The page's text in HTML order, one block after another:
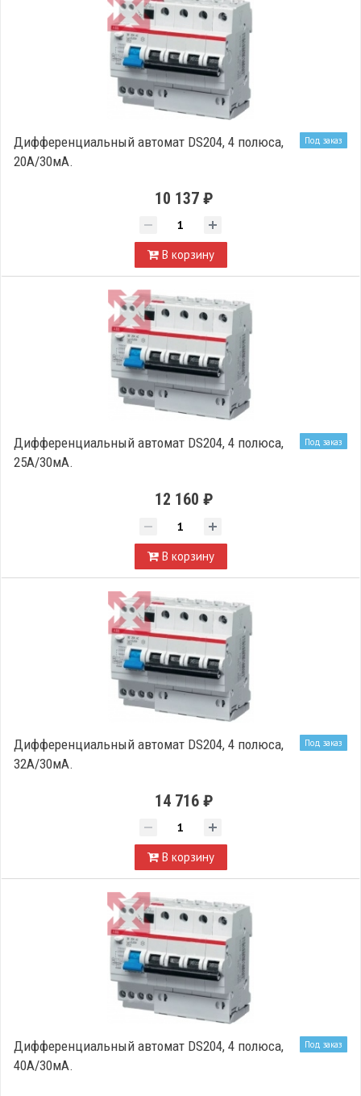
Под заказ
Дифференциальный автомат DS204, 4 полюса,
20А/30мА.
10 137 ₽
В корзину
Под заказ
Дифференциальный автомат DS204, 4 полюса,
25А/30мА.
12 160 ₽
В корзину
Под заказ
Дифференциальный автомат DS204, 4 полюса,
32А/30мА.
14 716 ₽
В корзину
Под заказ
Дифференциальный автомат DS204, 4 полюса,
40А/30мА.